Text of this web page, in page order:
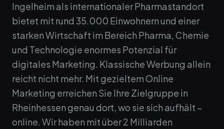
Ingelheim als internationaler Pharmastandort
bietet mit rund 35.000 Einwohnern und einer
starken Wirtschaft im Bereich Pharma, Chemie
und Technologie enormes Potenzial für
digitales Marketing. Klassische Werbung allein
reicht nicht mehr. Mit gezieltem Online
Marketing erreichen Sie Ihre Zielgruppe in
Rheinhessen genau dort, wo sie sich aufhält –
online. Wir haben mit über 2 Milliarden